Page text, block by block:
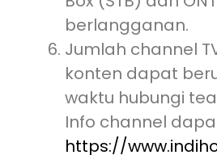
berlangganan.
Jumlah channel
konten dapat
waktu hubungi
Info channel
https://